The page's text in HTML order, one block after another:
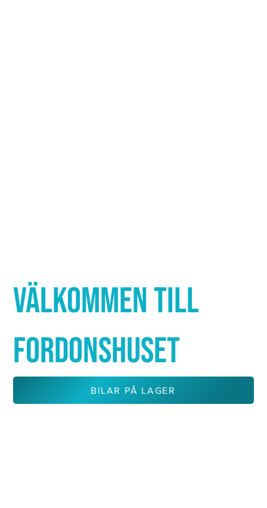
VÄLKOMMEN TILL
FORDONSHUSET
BILAR PÅ LAGER